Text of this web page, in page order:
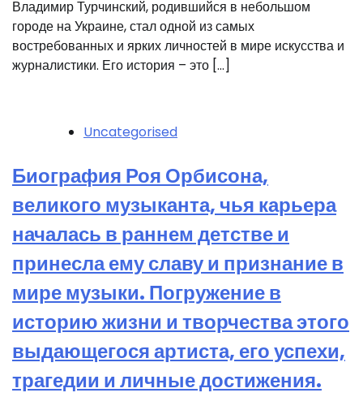
Владимир Турчинский, родившийся в небольшом
городе на Украине, стал одной из самых
востребованных и ярких личностей в мире искусства и
журналистики. Его история – это […]
Uncategorised
Биография Роя Орбисона,
великого музыканта, чья карьера
началась в раннем детстве и
принесла ему славу и признание в
мире музыки. Погружение в
историю жизни и творчества этого
выдающегося артиста, его успехи,
трагедии и личные достижения.